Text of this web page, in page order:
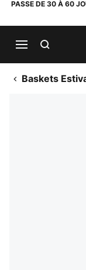
PASSE DE 30 À 60
Baskets